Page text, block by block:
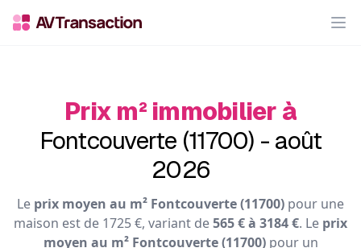
Prix m² immobilier à
Fontcouverte (11700) - août
2026
Le prix moyen au m² Fontcouverte (11700) pour une
maison est de 1725 €, variant de565 € à 3184 €. Le prix
moyen au m² Fontcouverte (11700)pour un